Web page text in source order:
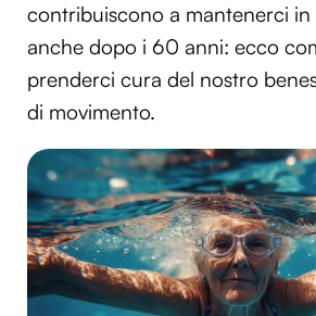
contribuiscono a mantenerci
anche dopo i 60 anni: ecco
prenderci cura del nostro
di movimento.